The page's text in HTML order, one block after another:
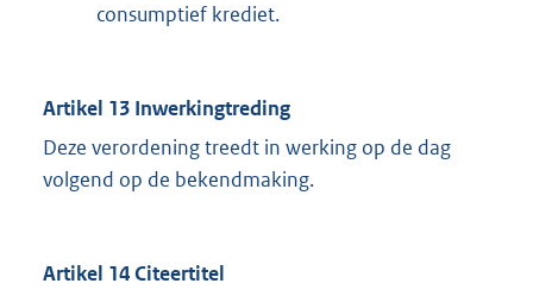
consumptief krediet.
Artikel 13 Inwerkingtreding
Deze verordening treedt in werking op de dag
volgend op de bekendmaking.
Artikel 14 Citeertitel